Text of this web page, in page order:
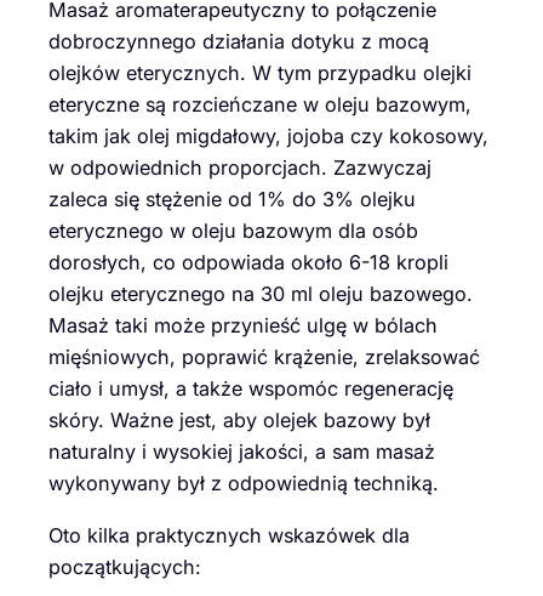
Masaż aromaterapeutyczny to połączenie
dobroczynnego działania dotyku z mocą
olejków eterycznych. W tym przypadku olejki
eteryczne są rozcieńczane w oleju bazowym,
takim jak olej migdałowy, jojoba czy kokosowy,
w odpowiednich proporcjach. Zazwyczaj
zaleca się stężenie od 1% do 3% olejku
eterycznego w oleju bazowym dla osób
dorosłych, co odpowiada około 6-18 kropli
olejku eterycznego na 30 ml oleju bazowego.
Masaż taki może przynieść ulgę w bólach
mięśniowych, poprawić krążenie, zrelaksować
ciało i umysł, a także wspomóc regenerację
skóry. Ważne jest, aby olejek bazowy był
naturalny i wysokiej jakości, a sam masaż
wykonywany był z odpowiednią techniką.
Oto kilka praktycznych wskazówek dla
początkujących: